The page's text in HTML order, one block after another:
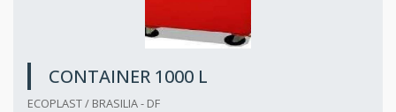
CONTAINER 1000 L
ECOPLAST / BRASILIA - DF